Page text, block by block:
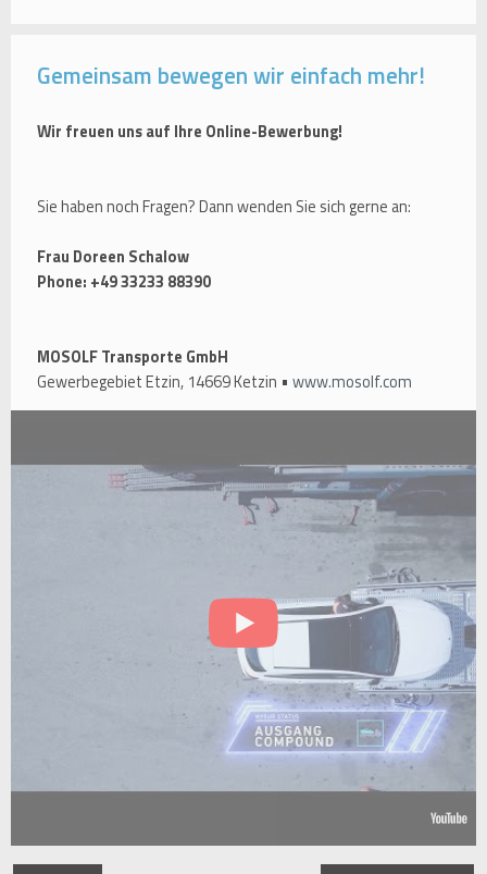
Gemeinsam bewegen wir einfach mehr!
Wir freuen uns auf Ihre Online-Bewerbung!
Sie haben noch Fragen? Dann wenden Sie sich gerne an:
Frau Doreen Schalow
Phone: +49 33233 88390
MOSOLF Transporte GmbH
Gewerbegebiet Etzin, 14669 Ketzin • www.mosolf.com